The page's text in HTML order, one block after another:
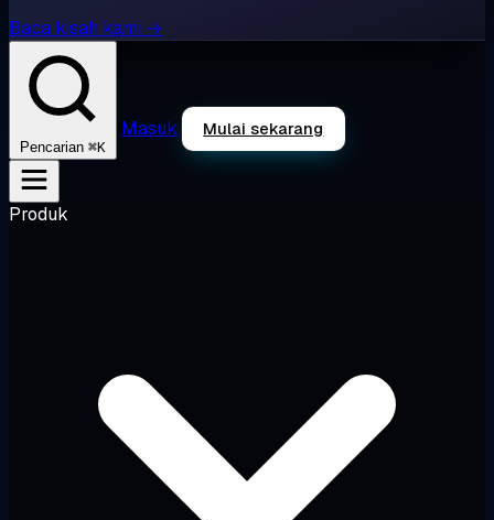
Baca kisah kami →
Pencarian ⌘K
Masuk Mulai sekarang
Produk